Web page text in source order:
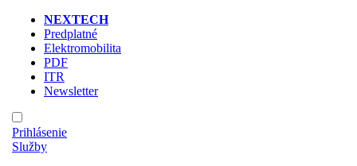
NEXTECH
Predplatné
Elektromobilita
PDF
ITR
Newsletter
Prihlásenie
Služby